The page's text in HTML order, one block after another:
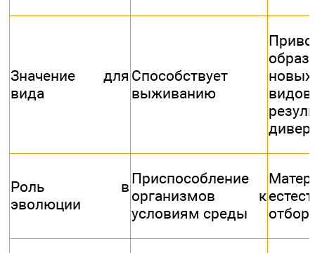
Значение для
вида
Способствует
выживанию
новых
Роль в
эволюции
Приспособление
организмов к
условиям среды